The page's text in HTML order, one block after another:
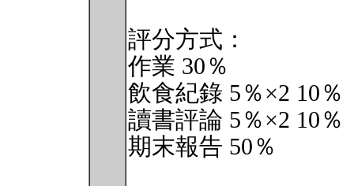
評分方式：
作業 30％
飲食紀錄 5％×2 10％
讀書評論 5％×2 10％
期末報告 50％